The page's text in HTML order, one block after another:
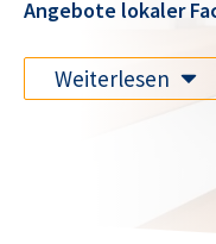
Angebote lokaler
Weiterlesen